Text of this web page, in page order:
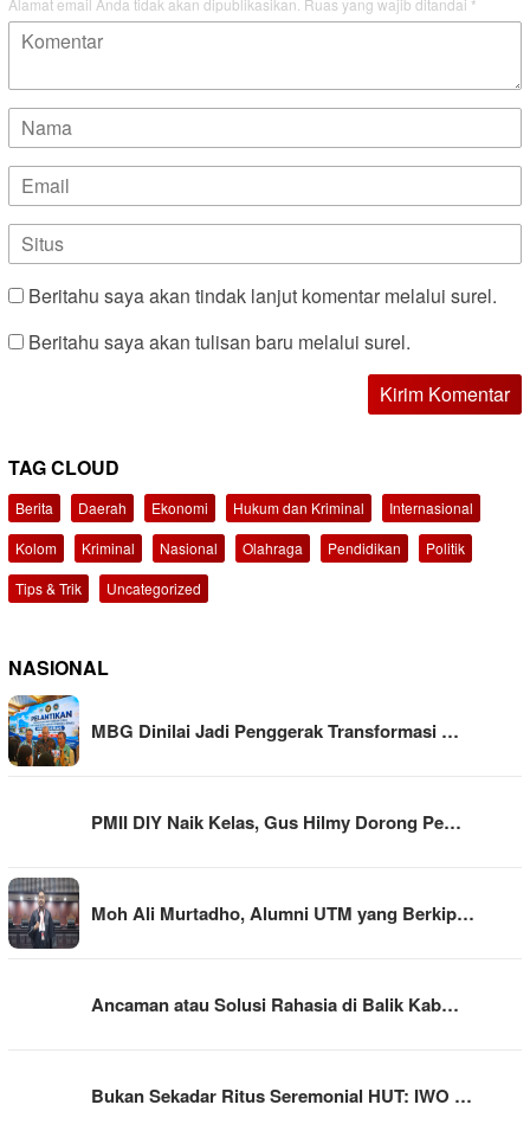
Beritahu saya akan tindak lanjut komentar melalui surel.
Beritahu saya akan tulisan baru melalui surel.
TAG CLOUD
Berita Daerah Ekonomi Hukum dan Kriminal
Internasional
Kolom
Kriminal Nasional Olahraga Pendidikan
Politik
Tips & Trik
Uncategorized
NASIONAL
MBG Dinilai Jadi Penggerak Transformasi …
PMII DIY Naik Kelas, Gus Hilmy Dorong Pe…
Moh Ali Murtadho, Alumni UTM yang Berkip…
Ancaman atau Solusi Rahasia di Balik Kab…
Bukan Sekadar Ritus Seremonial HUT: IWO …